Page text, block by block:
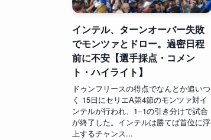
インテル、ターンオーバー失敗
でモンツァとドロー。過密日程
前に不安【選手採点・コメン
ト・ハイライト】
ドゥンフリースの得点でなんとか追いつ
く 15日にセリエA第4節のモンツァ対イ
ンテルが行われ、1−1の引き分けで試合
が終了した。インテルは勝てば首位に浮
上するチャンス...